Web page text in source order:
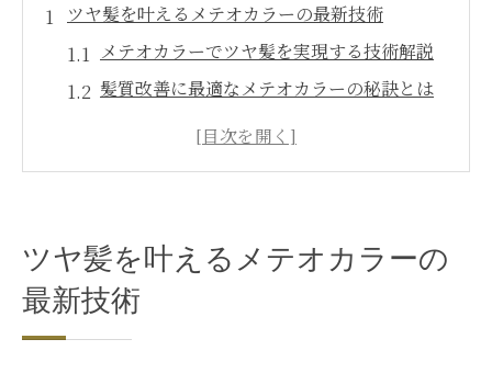
ツヤ髪を叶えるメテオカラーの最新技術
メテオカラーでツヤ髪を実現する技術解説
髪質改善に最適なメテオカラーの秘訣とは
メテオカラー施術で得られる輝きと柔らか
メテオカラーが注目される銀座サロンの特
徴
髪質改善を目指す方にメテオカラーが人気
ツヤ髪を叶えるメテオカラーの
最新技術